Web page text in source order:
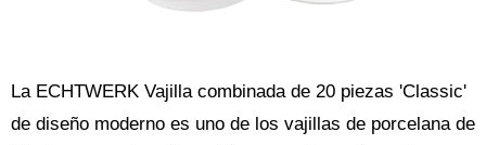
La ECHTWERK Vajilla combinada de 20 piezas 'Classic'
de diseño moderno es uno de los vajillas de porcelana de